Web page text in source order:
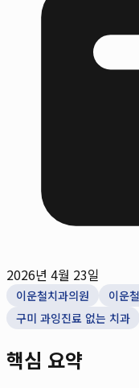
2026년 4월 23일
이운철치과의원 이운
구미 과잉진료 없는 치과
핵심 요약